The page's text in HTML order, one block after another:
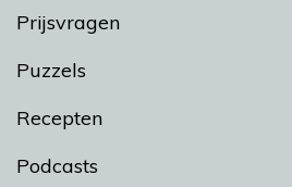
Prijsvragen
Puzzels
Recepten
Podcasts